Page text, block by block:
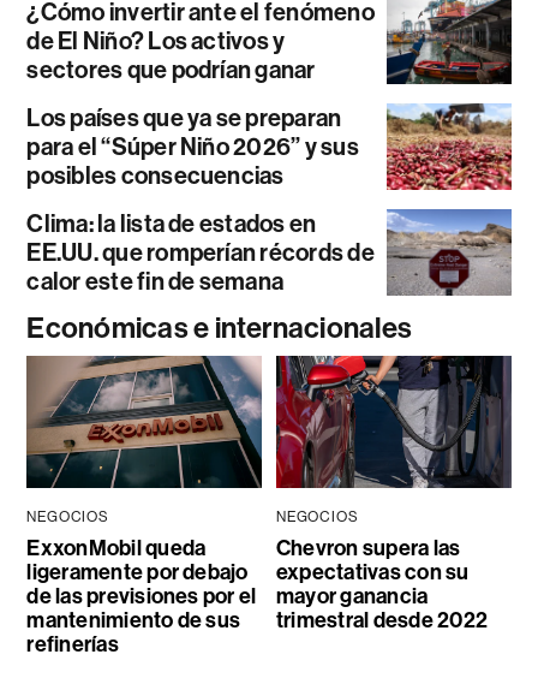
¿Cómo invertir ante el fenómeno
de El Niño? Los activos y
sectores que podrían ganar
Los países que ya se preparan
para el “Súper Niño 2026” y sus
posibles consecuencias
Clima: la lista de estados en
EE.UU. que romperían récords de
calor este fin de semana
Económicas e internacionales
NEGOCIOS
ExxonMobil queda
ligeramente por debajo
de las previsiones por el
mantenimiento de sus
refinerías
NEGOCIOS
Chevron supera las
expectativas con su
mayor ganancia
trimestral desde 2022